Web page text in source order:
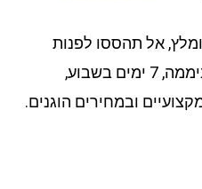
אל תהססו לפנות
אלינו. אנו זמינים 24 שעות ביממה, 7 ימים בשבוע,
ובמחירים הוגנים.